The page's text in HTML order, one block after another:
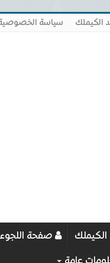
الكيملك سياسة
الكيملك صفحة اللجوء